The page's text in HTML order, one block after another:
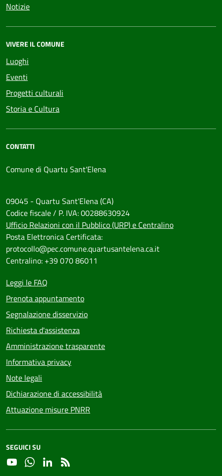
Notizie
VIVERE IL COMUNE
Luoghi
Eventi
Progetti culturali
Storia e Cultura
CONTATTI
Comune di Quartu Sant'Elena
09045 - Quartu Sant'Elena (CA)
Codice fiscale / P. IVA: 00288630924
Ufficio Relazioni con il Pubblico (URP) e Centralino
Posta Elettronica Certificata:
protocollo@pec.comune.quartusantelena.ca.it
Centralino: +39 070 86011
Leggi le FAQ
Prenota appuntamento
Segnalazione disservizio
Richiesta d'assistenza
Amministrazione trasparente
Informativa privacy
Note legali
Dichiarazione di accessibilità
Attuazione misure PNRR
SEGUICI SU
YouTubeWhatsapp
Linkedin